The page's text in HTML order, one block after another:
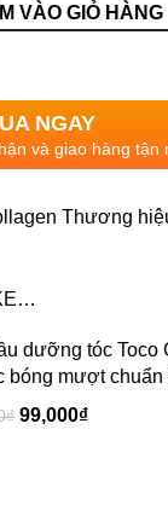
VÀO GIỎ HÀNG
NGAY
và giao hàng tận
Thương
dưỡng tóc Toco
bóng mượt chuẩn
₫ 99,000₫